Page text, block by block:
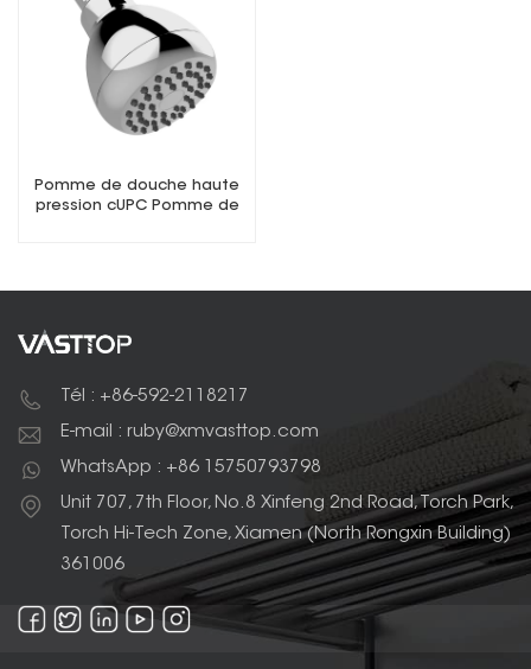
Pomme de douche haute
pression cUPC Pomme de
Tél : +86-592-2118217
E-mail : ruby@xmvasttop.com
WhatsApp : +86 15750793798
Unit 707, 7th Floor, No.8 Xinfeng 2nd Road, Torch Park,
Torch Hi-Tech Zone, Xiamen (North Rongxin Building)
361006